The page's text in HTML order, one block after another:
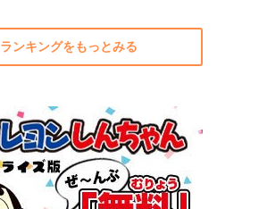
ランキングをもっとみる